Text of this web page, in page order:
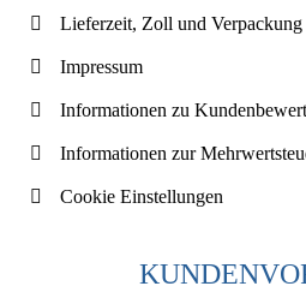
Lieferzeit, Zoll und Verpackung
Impressum
Informationen zu
Informationen zur
Cookie Einstellungen